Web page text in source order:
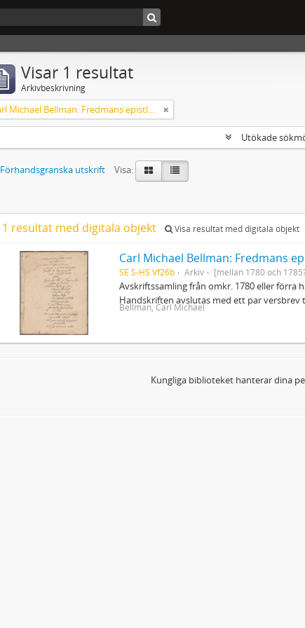
Visar 1 resultat
Arkivbeskrivning
Carl Michael Bellman: Fredmans epistlar och sånger m.fl. Bellman-texter
Utökade
Förhandsgranska utskrift
Visa:
1 resultat med digitala objekt Visa resultat med digitala objekt
Carl Michael Bellman: Fredmans
SE S-HS Vf26b Arkiv [mellan 1780 och
Avskriftssamling från omkr. 1780 eller förra
Handskriften avslutas med ett par versbrev
Bellman, Carl Michael
Kungliga biblioteket hanterar dina